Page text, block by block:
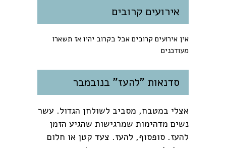
אירועים קרובים
אין אירועים קרובים אבל בקרוב יהיו אז תשארו
מעודכנים
סדנאות "להעז" בנובמבר
אצלי במטבח, מסביב לשולחן הגדול. עשר
נשים מדהימות שמרגישות שהגיע הזמן
להעז. סופסוף, להעז. צעד קטן או חלום